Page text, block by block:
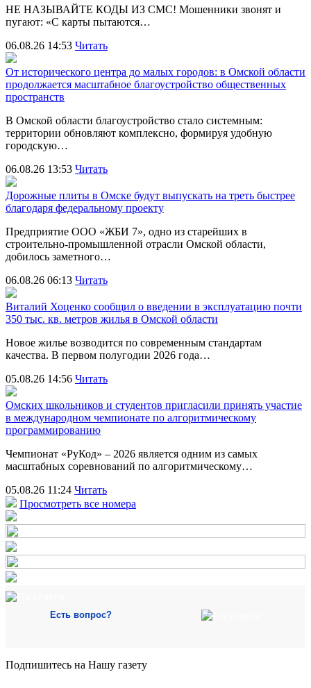
НЕ НАЗЫВАЙТЕ КОДЫ ИЗ СМС! Мошенники звонят и
пугают: «С карты пытаются…
06.08.26 14:53 Читать
От исторического центра до малых городов: в Омской области
продолжается масштабное благоустройство общественных
пространств
В Омской области благоустройство стало системным:
территории обновляют комплексно, формируя удобную
городскую…
06.08.26 13:53 Читать
Дорожные плиты в Омске будут выпускать на треть быстрее
благодаря федеральному проекту
Предприятие ООО «ЖБИ 7», одно из старейших в
строительно‑промышленной отрасли Омской области,
добилось заметного…
06.08.26 06:13 Читать
Виталий Хоценко сообщил о введении в эксплуатацию почти
350 тыс. кв. метров жилья в Омской области
Новое жилье возводится по современным стандартам
качества. В первом полугодии 2026 года…
05.08.26 14:56 Читать
Омских школьников и студентов пригласили принять участие
в международном чемпионате по алгоритмическому
программированию
Чемпионат «РуКод» – 2026 является одним из самых
масштабных соревнований по алгоритмическому…
05.08.26 11:24 Читать
Просмотреть все номера
Есть вопрос?
Подпишитесь на Нашу газету